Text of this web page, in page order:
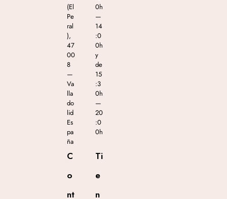
(El
Pe
ral
),
47
00
8
—
Va
lla
do
lid
Es
pa
ña
C
o
nt
0h
—
14
:0
0h
y
de
15
:3
0h
—
20
:0
0h
Ti
e
n